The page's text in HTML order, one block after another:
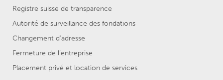
Registre suisse de transparence
Autorité de surveillance des fondations
Changement d’adresse
Fermeture de l’entreprise
Placement privé et location de services